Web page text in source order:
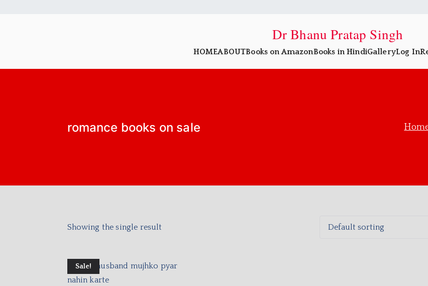
Dr Bhanu Pratap Singh
HOMEABOUTBooks on AmazonBooks in HindiGalleryLog In
romance books on sale
Showing the single result
Sale!